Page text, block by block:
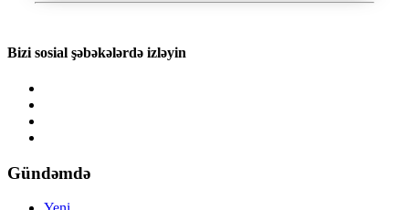
Bizi sosial şəbəkələrdə izləyin
Gündəmdə